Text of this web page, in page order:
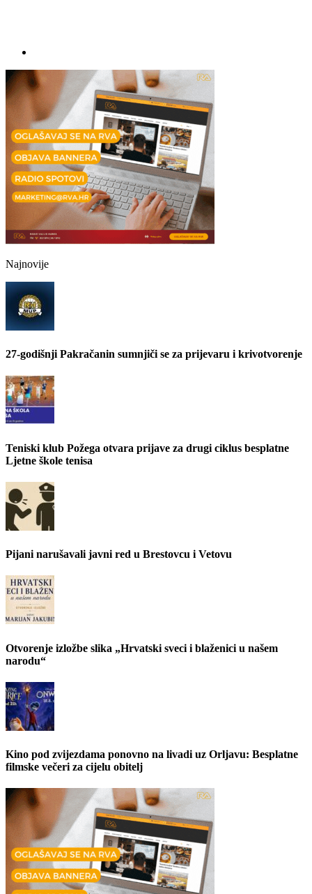
Najnovije
27-godišnji Pakračanin sumnjiči se za prijevaru i krivotvorenje
Teniski klub Požega otvara prijave za drugi ciklus besplatne
Ljetne škole tenisa
Pijani narušavali javni red u Brestovcu i Vetovu
Otvorenje izložbe slika „Hrvatski sveci i blaženici u našem
narodu“
Kino pod zvijezdama ponovno na livadi uz Orljavu: Besplatne
filmske večeri za cijelu obitelj